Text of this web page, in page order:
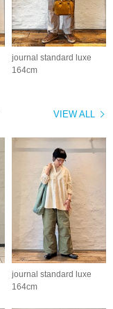
journal standard luxe
164cm
VIEW ALL
journal standard luxe
164cm